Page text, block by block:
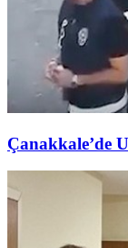
Çanakkale’de